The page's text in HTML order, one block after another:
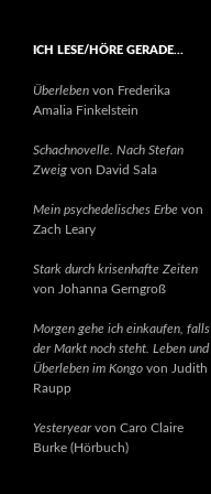
ICH LESE/HÖRE GERADE…
Überleben von Frederika
Amalia Finkelstein
Schachnovelle. Nach Stefan
Zweig von David Sala
Mein psychedelisches Erbe von
Zach Leary
Stark durch krisenhafte Zeiten
von Johanna Gerngroß
Morgen gehe ich einkaufen, falls
der Markt noch steht. Leben und
Überleben im Kongo von Judith
Raupp
Yesteryearvon Caro Claire
Burke (Hörbuch)